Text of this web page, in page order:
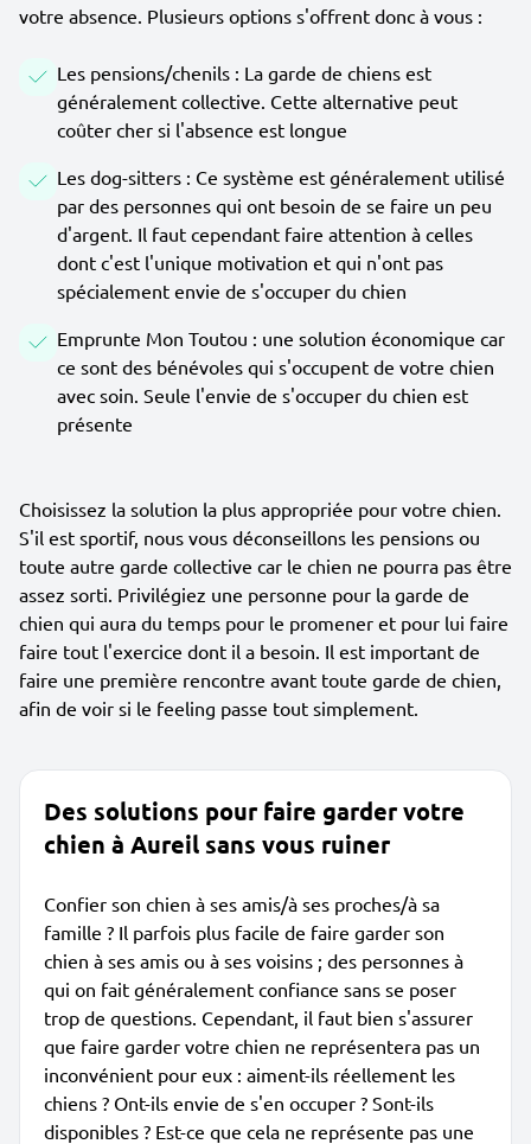
votre absence. Plusieurs options s'offrent donc à vous :
Les pensions/chenils : La garde de chiens est
généralement collective. Cette alternative peut
coûter cher si l'absence est longue
Les dog-sitters : Ce système est généralement utilisé
par des personnes qui ont besoin de se faire un peu
d'argent. Il faut cependant faire attention à celles
dont c'est l'unique motivation et qui n'ont pas
spécialement envie de s'occuper du chien
Emprunte Mon Toutou : une solution économique car
ce sont des bénévoles qui s'occupent de votre chien
avec soin. Seule l'envie de s'occuper du chien est
présente
Choisissez la solution la plus appropriée pour votre chien.
S'il est sportif, nous vous déconseillons les pensions ou
toute autre garde collective car le chien ne pourra pas être
assez sorti. Privilégiez une personne pour la garde de
chien qui aura du temps pour le promener et pour lui faire
faire tout l'exercice dont il a besoin. Il est important de
faire une première rencontre avant toute garde de chien,
afin de voir si le feeling passe tout simplement.
Des solutions pour faire garder votre
chien à Aureil sans vous ruiner
Confier son chien à ses amis/à ses proches/à sa
famille ? Il parfois plus facile de faire garder son
chien à ses amis ou à ses voisins ; des personnes à
qui on fait généralement confiance sans se poser
trop de questions. Cependant, il faut bien s'assurer
que faire garder votre chien ne représentera pas un
inconvénient pour eux : aiment-ils réellement les
chiens ? Ont-ils envie de s'en occuper ? Sont-ils
disponibles ? Est-ce que cela ne représente pas une